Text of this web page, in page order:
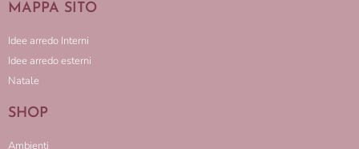
MAPPA SITO
Idee arredo Interni
Idee arredo esterni
Natale
SHOP